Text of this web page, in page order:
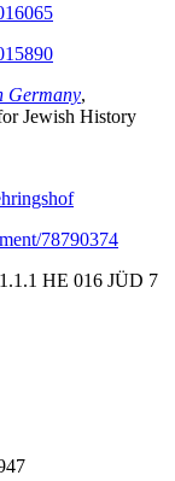
Germany,
Jewish History
78790374
HE 016 JÜD 7